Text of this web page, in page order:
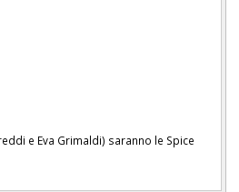
e Eva Grimaldi) saranno le Spice